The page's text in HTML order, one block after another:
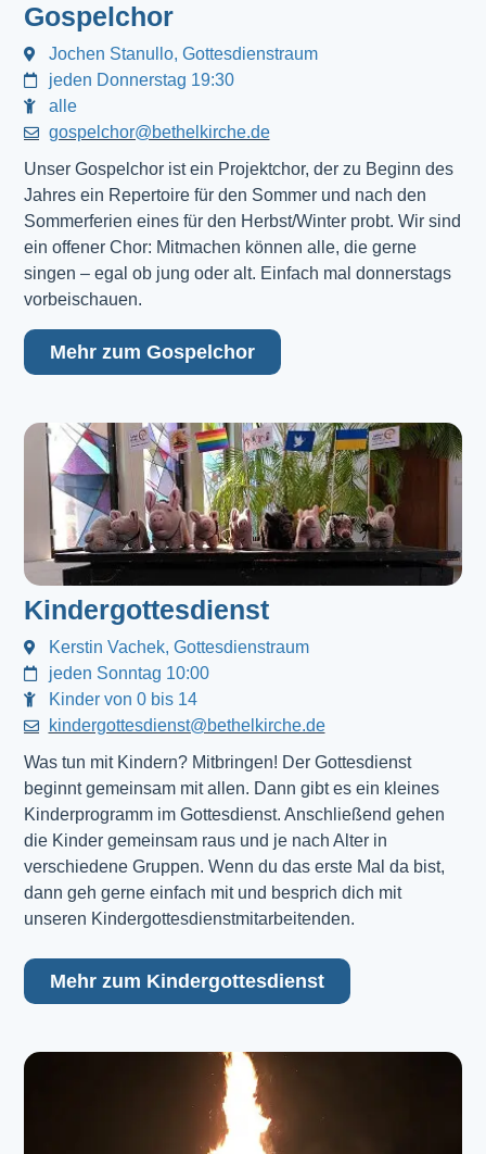
Gospelchor
Jochen Stanullo, Gottesdienstraum
jeden Donnerstag 19:30
alle
gospelchor@bethelkirche.de
Unser Gospelchor ist ein Projektchor, der zu Beginn des
Jahres ein Repertoire für den Sommer und nach den
Sommerferien eines für den Herbst/Winter probt. Wir sind
ein offener Chor: Mitmachen können alle, die gerne
singen – egal ob jung oder alt. Einfach mal donnerstags
vorbeischauen.
Mehr zum Gospelchor
Kindergottesdienst
Kerstin Vachek, Gottesdienstraum
jeden Sonntag 10:00
Kinder von 0 bis 14
kindergottesdienst@bethelkirche.de
Was tun mit Kindern? Mitbringen! Der Gottesdienst
beginnt gemeinsam mit allen. Dann gibt es ein kleines
Kinderprogramm im Gottesdienst. Anschließend gehen
die Kinder gemeinsam raus und je nach Alter in
verschiedene Gruppen. Wenn du das erste Mal da bist,
dann geh gerne einfach mit und besprich dich mit
unseren Kindergottesdienstmitarbeitenden.
Mehr zum Kindergottesdienst